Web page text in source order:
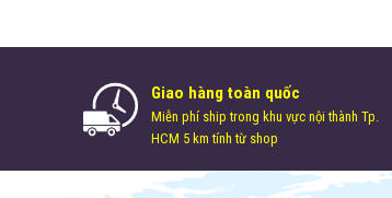
Giao hàng toàn quốc
Miễn phí ship trong khu vực nội thành Tp.
HCM 5 km tính từ shop